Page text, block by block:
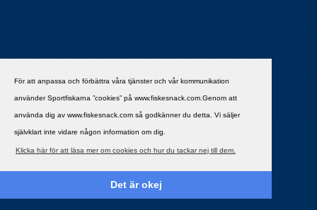
För att anpassa och förbättra våra tjänster och vår kommunikation
använder Sportfiskarna ”cookies” på www.fiskesnack.com.Genom att
använda dig av www.fiskesnack.com så godkänner du detta. Vi säljer
självklart inte vidare någon information om dig.
Klicka här för att läsa mer om cookies och hur du tackar nej till dem.
Det är okej